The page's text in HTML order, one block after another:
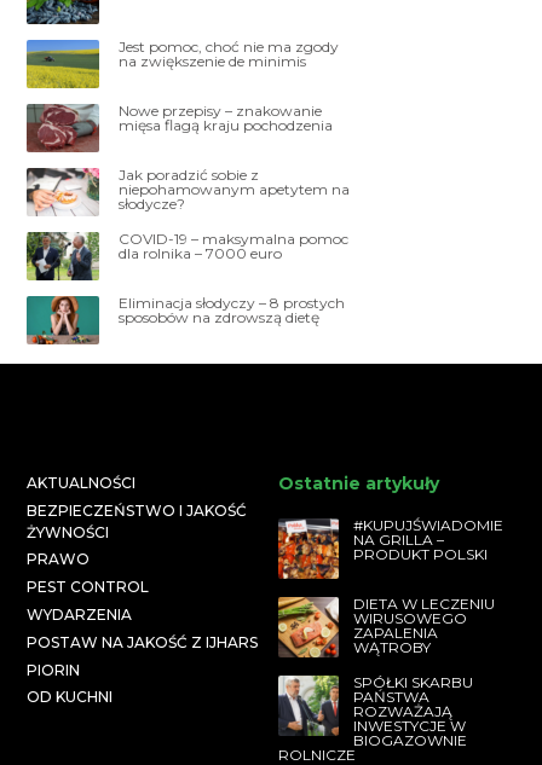
Jest pomoc, choć nie ma zgody
na zwiększenie de minimis
Nowe przepisy – znakowanie
mięsa flagą kraju pochodzenia
Jak poradzić sobie z
niepohamowanym apetytem na
słodycze?
COVID-19 – maksymalna pomoc
dla rolnika – 7000 euro
Eliminacja słodyczy – 8 prostych
sposobów na zdrowszą dietę
AKTUALNOŚCI
BEZPIECZEŃSTWO I JAKOŚĆ
ŻYWNOŚCI
PRAWO
PEST CONTROL
WYDARZENIA
POSTAW NA JAKOŚĆ Z IJHARS
PIORIN
OD KUCHNI
Ostatnie artykuły
#KUPUJŚWIADOMIE
NA GRILLA –
PRODUKT POLSKI
DIETA W LECZENIU
WIRUSOWEGO
ZAPALENIA
WĄTROBY
SPÓŁKI SKARBU
PAŃSTWA
ROZWAŻAJĄ
INWESTYCJE W
BIOGAZOWNIE
ROLNICZE